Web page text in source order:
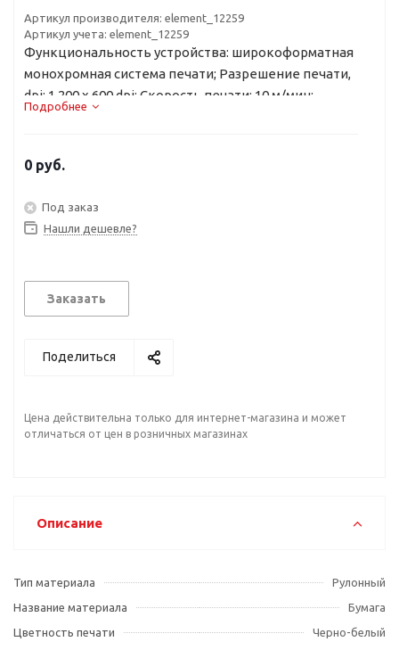
Артикул производителя: element_12259
Артикул учета: element_12259
Функциональность устройства: широкоформатная
монохромная система печати; Разрешение печати,
dpi: 1 200 х 600 dpi; Скорость печати: 10 м/мин;
Ширина рулона: 279 мм – 914 мм
Подробнее
0 руб.
Под заказ
Нашли дешевле?
Заказать
Поделиться
Цена действительна только для интернет-магазина и может
отличаться от цен в розничных магазинах
Описание
Тип материала
Рулонный
Название материала
Бумага
Цветность печати
Черно-белый